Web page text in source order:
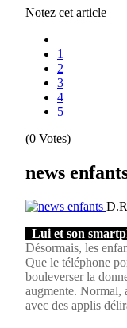
Notez cet article
1
2
3
4
5
(0 Votes)
news
Lui et son
Désormais, les
Que le téléphone
bouleverser la
augmente. Normal,
avec des applis